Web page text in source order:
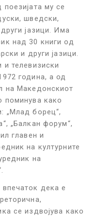
му се
шведски,
јазици.
Има
над 30 книги од
и други јазици.
телевизиски
година, а од
на Македонскиот
поминува како
„Млад борец“,
„Балкан форум“,
главен и
на културните
на
дека е
се издвојува како